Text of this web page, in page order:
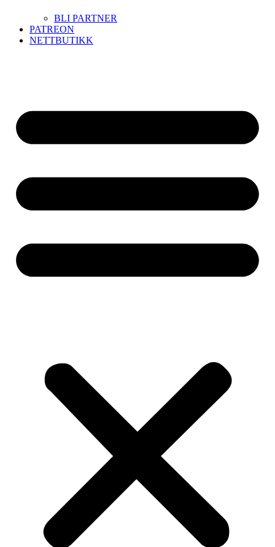
BLI PARTNER
PATREON
NETTBUTIKK